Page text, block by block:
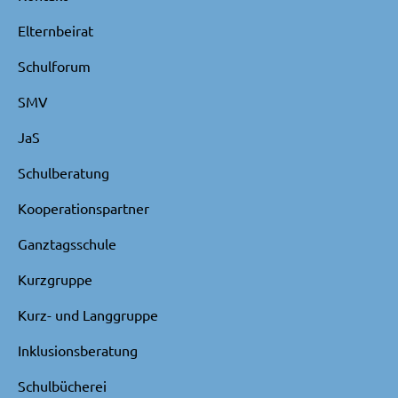
Elternbeirat
Schulforum
SMV
JaS
Schulberatung
Kooperationspartner
Ganztagsschule
Kurzgruppe
Kurz- und Langgruppe
Inklusionsberatung
Schulbücherei